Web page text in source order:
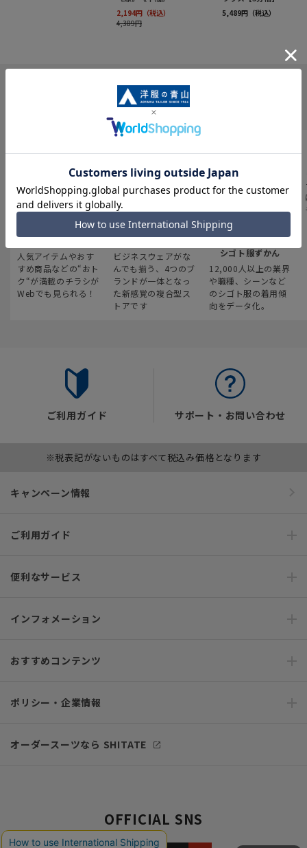
INFORMATION
最新のお買い得情報
人気アイテムやおす
すめ商品などの“おト
ク“が満載のチラシが
Webでも見られる！
スーツスクエア
ビジネスウェアがな
んでも揃う、4つのブ
ランドが一体となっ
た新感覚の複合型ス
トアです
みんなの
シゴト服ずかん
12,000人以上の業界
や職種、シーンなど
のシゴト服の着用傾
向をデータ化。
ご利用ガイド サポート・お問い合わせ
※税表記がないものはすべて税込み価格となります
キャンペーン情報
ご利用ガイド
便利なサービス
インフォメーション
おすすめコンテンツ
ポリシー・企業情報
オーダースーツなら SHITATE
OFFICIAL SNS